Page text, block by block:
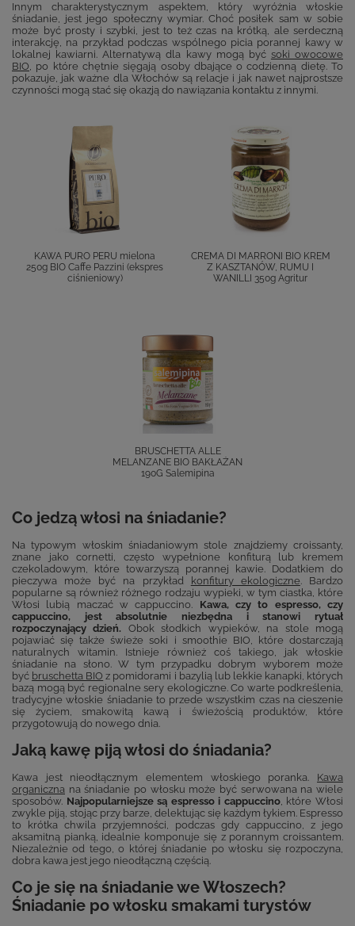
Innym charakterystycznym aspektem, który wyróżnia włoskie
śniadanie, jest jego społeczny wymiar. Choć posiłek sam w sobie
może być prosty i szybki, jest to też czas na krótką, ale serdeczną
interakcję, na przykład podczas wspólnego picia porannej kawy w
lokalnej kawiarni. Alternatywą dla kawy mogą być soki owocowe
BIO, po które chętnie sięgają osoby dbające o codzienną dietę. To
pokazuje, jak ważne dla Włochów są relacje i jak nawet najprostsze
czynności mogą stać się okazją do nawiązania kontaktu z innymi.
KAWA PURO PERU mielona
250g BIO Caffe Pazzini (ekspres
ciśnieniowy)
CREMA DI MARRONI BIO KREM
Z KASZTANÓW, RUMU I
WANILLI 350g Agritur
BRUSCHETTA ALLE
MELANZANE BIO BAKŁAŻAN
190G Salemipina
Co jedzą włosi na śniadanie?
Na typowym włoskim śniadaniowym stole znajdziemy croissanty,
znane jako cornetti, często wypełnione konfiturą lub kremem
czekoladowym, które towarzyszą porannej kawie. Dodatkiem do
pieczywa może być na przykład
konfitury ekologiczne. Bardzo
popularne są również różnego rodzaju wypieki, w tym ciastka, które
Włosi lubią maczać w cappuccino. Kawa, czy to espresso, czy
cappuccino, jest absolutnie niezbędna i stanowi rytuał
rozpoczynający dzień. Obok słodkich wypieków, na stole mogą
pojawiać się także świeże soki i smoothie BIO, które dostarczają
naturalnych witamin. Istnieje również coś takiego, jak włoskie
śniadanie na słono. W tym przypadku dobrym wyborem może
być bruschetta BIO z pomidorami i bazylią lub lekkie kanapki, których
bazą mogą być regionalne sery ekologiczne. Co warte podkreślenia,
tradycyjne włoskie śniadanie to przede wszystkim czas na cieszenie
się życiem, smakowitą kawą i świeżością produktów, które
przygotowują do nowego dnia.
Jaką kawę piją włosi do śniadania?
Kawa jest nieodłącznym elementem włoskiego poranka. Kawa
organiczna na śniadanie po włosku może być serwowana na wiele
sposobów. Najpopularniejsze są espresso i cappuccino, które Włosi
zwykle piją, stojąc przy barze, delektując się każdym łykiem. Espresso
to krótka chwila przyjemności, podczas gdy cappuccino, z jego
aksamitną pianką, idealnie komponuje się z porannym croissantem.
Niezależnie od tego, o której śniadanie po włosku się rozpoczyna,
dobra kawa jest jego nieodłączną częścią.
Co je się na śniadanie we Włoszech?
Śniadanie po włosku smakami turystów